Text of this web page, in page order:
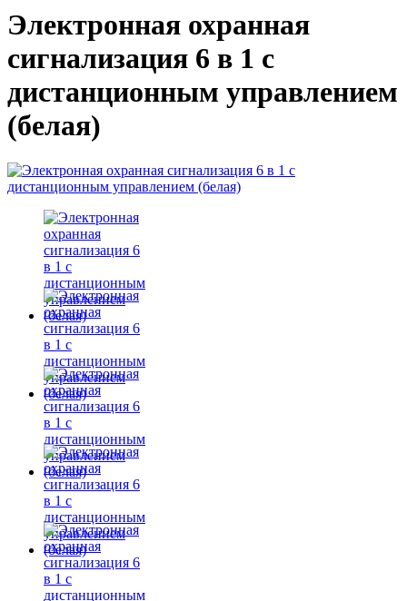
Электронная охранная
сигнализация 6 в 1 с
дистанционным управлением
(белая)